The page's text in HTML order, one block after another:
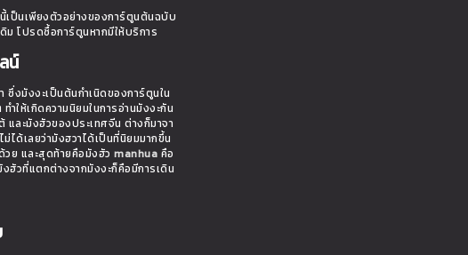
เป็นเพียงตัวอย่างของการ์ตูนต้นฉบับ
ม โปรดซื้อการ์ตูนหากมีให้บริการ
น์
งมังงะเป็นต้นกำเนิดของการ์ตูนใน
ให้เกิดความนิยมในการอ่านมังงะกัน
และมังฮัวของประเทศจีน ต่างก็มาจา
ได้เลยว่ามังฮวาได้เป็นที่นิยมมากขึ้น
วย และสุดท้ายคือมังฮัว manhua คือ
ฮัวที่แตกต่างจากมังงะก็คือมีการเดิน